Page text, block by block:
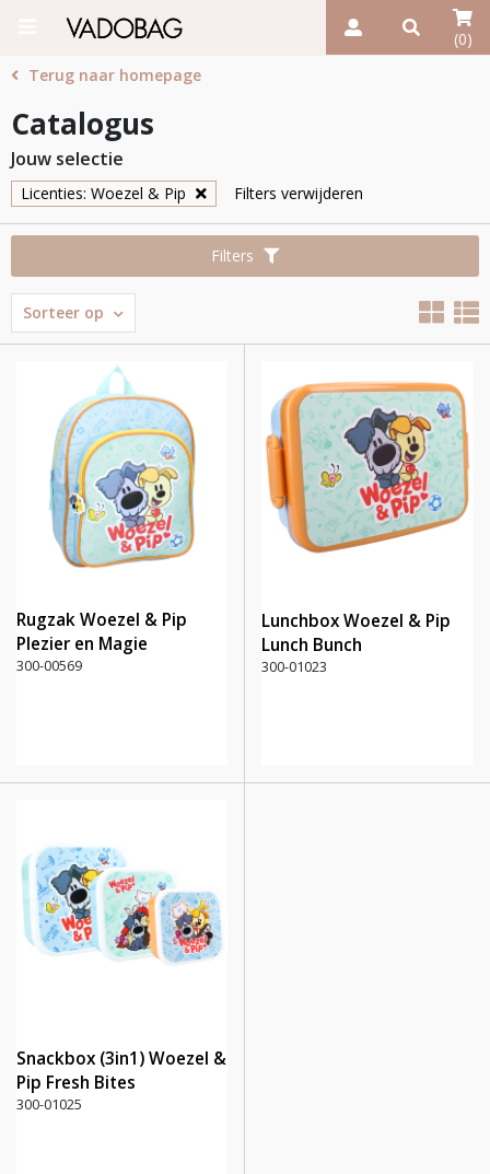
(0)
Terug naar homepage
Catalogus
Jouw selectie
Licenties: Woezel & Pip Filters verwijderen
Filters
Sorteer op
Rugzak Woezel & Pip
Plezier en Magie
300-00569
Lunchbox Woezel & Pip
Lunch Bunch
300-01023
Snackbox (3in1) Woezel &
Pip Fresh Bites
300-01025